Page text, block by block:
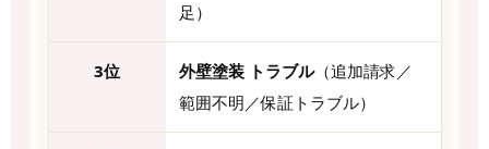
足）
3位 外壁塗装 トラブル（追加請求／
範囲不明／保証トラブル）